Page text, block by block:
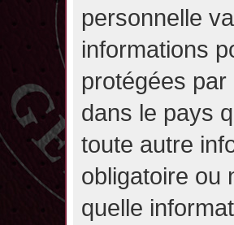
personnelle
informations
protégées
dans le pays
toute autre
obligatoire ou
quelle